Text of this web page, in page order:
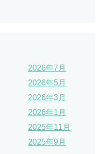
2026年7月
2026年5月
2026年3月
2026年1月
2025年11月
2025年9月